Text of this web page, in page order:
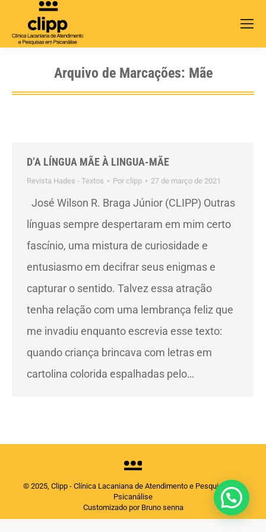
Arquivo de Marcações: Mãe
D’A LÍNGUA MÃE À LINGUA-MÃE
Revista Hades - Textos Por clipp 27 de março de 2021
José Wilson R. Braga Júnior (CLIPP) Outras
línguas sempre despertaram em mim certo
fascínio, uma mistura de curiosidade e
entusiasmo em decifrar seus enigmas e
capturar o sentido. Talvez essa atração
tenha relação com uma lembrança feliz que
me invadiu enquanto escrevia esse texto:
quando criança brincava com letras em
cartolina colorida espalhadas pelo…
© 2025, Clipp - Clínica Lacaniana de Atendimento e Pesquisas em
Psicanálise
Customizado por Bruno senna